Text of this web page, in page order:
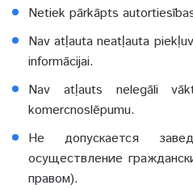
Netiek pārkāpts
Nav atļauta neatļauta
informācijai.
Nav atļauts nelegāli
komercnoslēpumu.
Не допускается
осуществление
правом).